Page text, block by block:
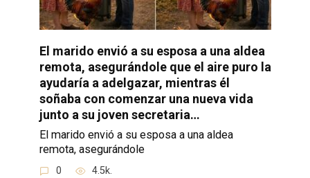
El marido envió a su esposa a una aldea
remota, asegurándole que el aire puro la
ayudaría a adelgazar, mientras él
soñaba con comenzar una nueva vida
junto a su joven secretaria…
El marido envió a su esposa a una aldea
remota, asegurándole
0 4.5k.